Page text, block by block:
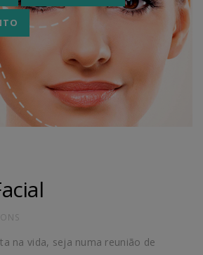
na vida, seja numa reunião de